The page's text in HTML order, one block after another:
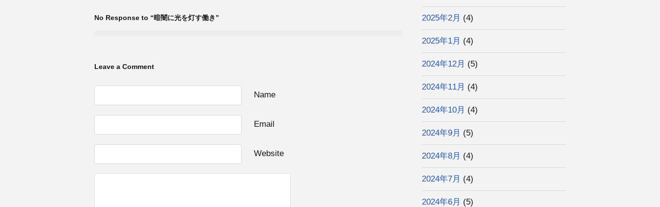
No Response to “暗闇に光を灯す働き”
Leave a Comment
Name
Email
Website
2025年2月 (4)
2025年1月 (4)
2024年12月 (5)
2024年11月 (4)
2024年10月 (4)
2024年9月 (5)
2024年8月 (4)
2024年7月 (4)
2024年6月 (5)